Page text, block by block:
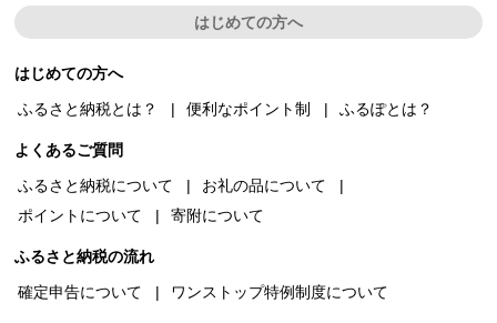
はじめての方へ
はじめての方へ
ふるさと納税とは？
便利なポイント制 ふるぽとは？
よくあるご質問
ふるさと納税について
お礼の品について
ポイントについて
寄附について
ふるさと納税の流れ
確定申告について
ワンストップ特例制度について